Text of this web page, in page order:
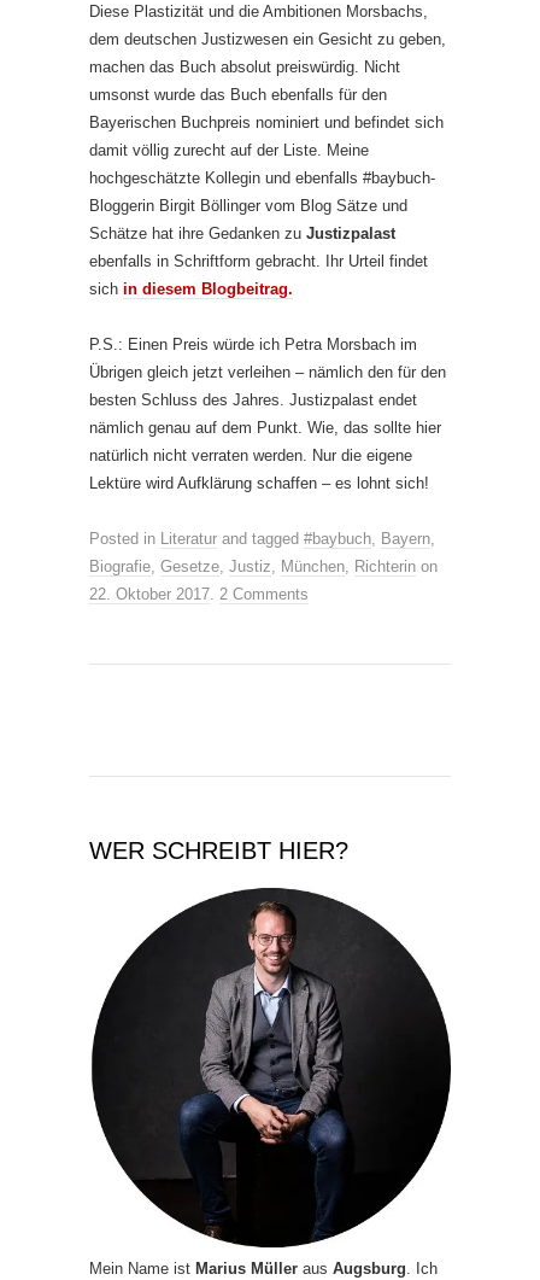
Diese Plastizität und die Ambitionen Morsbachs,
dem deutschen Justizwesen ein Gesicht zu geben,
machen das Buch absolut preiswürdig. Nicht
umsonst wurde das Buch ebenfalls für den
Bayerischen Buchpreis nominiert und befindet sich
damit völlig zurecht auf der Liste. Meine
hochgeschätzte Kollegin und ebenfalls #baybuch-
Bloggerin Birgit Böllinger vom Blog Sätze und
Schätze hat ihre Gedanken zu Justizpalast
ebenfalls in Schriftform gebracht. Ihr Urteil findet
sich in diesem Blogbeitrag.
P.S.: Einen Preis würde ich Petra Morsbach im
Übrigen gleich jetzt verleihen – nämlich den für den
besten Schluss des Jahres. Justizpalast endet
nämlich genau auf dem Punkt. Wie, das sollte hier
natürlich nicht verraten werden. Nur die eigene
Lektüre wird Aufklärung schaffen – es lohnt sich!
Posted in Literatur and tagged #baybuch Bayern
Biografie Gesetze Justiz München Richterin on
22. Oktober 2017 2 Comments
WER SCHREIBT HIER?
Mein Name ist Marius Müller aus Augsburg . Ich